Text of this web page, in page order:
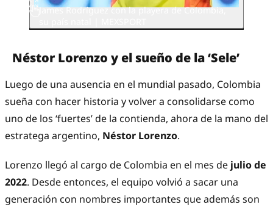
James Rodríguez con la playera de Colombia,
Néstor Lorenzo y el sueño de la ‘Sele’
Luego de una ausencia en el mundial pasado, Colombia
sueña con hacer historia y volver a consolidarse como
uno de los ‘fuertes’ de la contienda, ahora de la mano del
estratega argentino, Néstor Lorenzo.
Lorenzo llegó al cargo de Colombia en el mes de julio de
2022. Desde entonces, el equipo volvió a sacar una
generación con nombres importantes que además son